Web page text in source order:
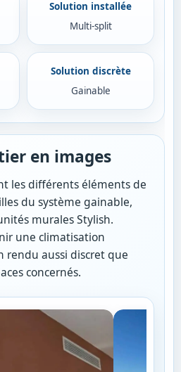
Solution installée
Multi-split
Solution discrète
Gainable
en images
les différents éléments de
du système gainable,
murales Stylish.
une climatisation
rendu aussi discret que
concernés.